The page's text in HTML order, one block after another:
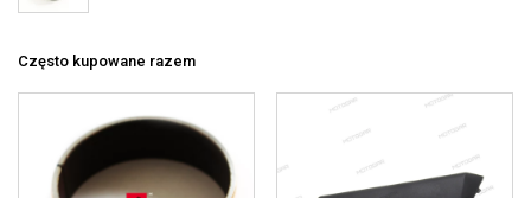
Często kupowane razem